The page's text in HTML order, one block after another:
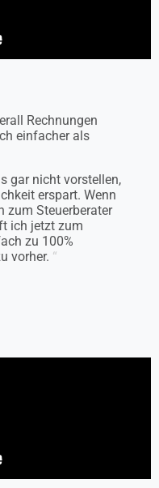
Rechnungen
einfacher als
gar nicht vorstellen,
erspart. Wenn
zum Steuerberater
ich jetzt zum
zu 100%
vorher. “